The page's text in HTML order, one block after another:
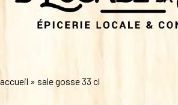
accueil » sale gosse 33 cl